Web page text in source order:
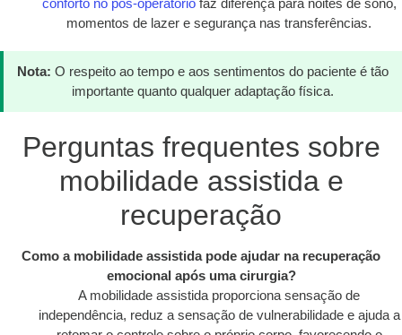
conforto no pós-operatóriofaz diferença para noites de sono,
momentos de lazer e segurança nas transferências.
Nota: O respeito ao tempo e aos sentimentos do paciente é tão
importante quanto qualquer adaptação física.
Perguntas frequentes sobre
mobilidade assistida e
recuperação
Como a mobilidade assistida pode ajudar na recuperação
emocional após uma cirurgia?
A mobilidade assistida proporciona sensação de
independência, reduz a sensação de vulnerabilidade e ajuda a